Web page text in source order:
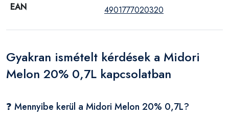
EAN 4901777020320
Gyakran ismételt kérdések a Midori
Melon 20% 0,7L kapcsolatban
❓ Mennyibe kerül a Midori Melon 20% 0,7L?